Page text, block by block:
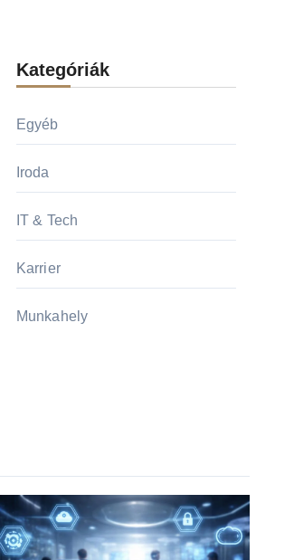
Kategóriák
Egyéb
Iroda
IT & Tech
Karrier
Munkahely